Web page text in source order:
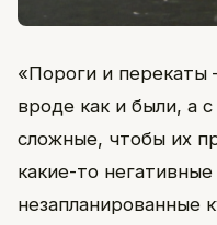
«Пороги и перекаты
вроде как и были, а
сложные, чтобы их
какие-то
незапланированные